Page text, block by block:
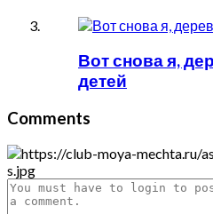
Вот снова я,
детей
Comments